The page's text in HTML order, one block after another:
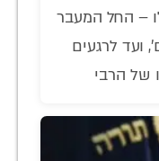
– החל המעבר
ועד לרגעים
של הרבי